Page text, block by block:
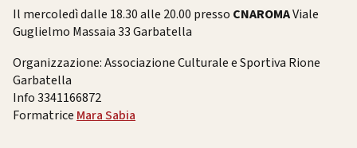
Il mercoledì dalle 18.30 alle 20.00 presso CNAROMAViale
Guglielmo Massaia 33Garbatella
Organizzazione: Associazione Culturale e Sportiva Rione
Garbatella
Info 3341166872
Formatrice Mara Sabia